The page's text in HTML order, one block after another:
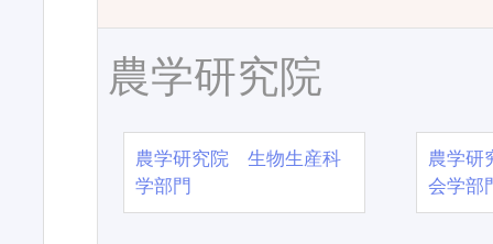
農学研究院
農学研究院 生物生産科
学部門
農学
会学部